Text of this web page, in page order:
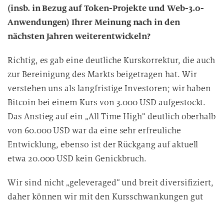
(insb. in Bezug auf Token-Projekte und Web-3.0-
Anwendungen) Ihrer Meinung nach in den
nächsten Jahren weiterentwickeln?
Richtig, es gab eine deutliche Kurskorrektur, die auch
zur Bereinigung des Markts beigetragen hat. Wir
verstehen uns als langfristige Investoren; wir haben
Bitcoin bei einem Kurs von 3.000 USD aufgestockt.
Das Anstieg auf ein „All Time High“ deutlich oberhalb
von 60.000 USD war da eine sehr erfreuliche
Entwicklung, ebenso ist der Rückgang auf aktuell
etwa 20.000 USD kein Genickbruch.
Wir sind nicht „geleveraged“ und breit diversifiziert,
daher können wir mit den Kursschwankungen gut